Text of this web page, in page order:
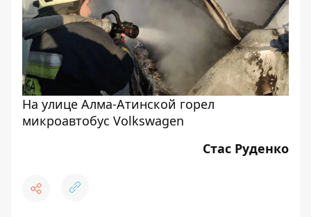
На улице Алма-Атинской горел
микроавтобус Volkswagen
Стас Руденко